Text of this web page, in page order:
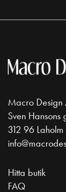
Macro Design
Sven Hansons
312 96 Laholm
Hitta butik
FAQ